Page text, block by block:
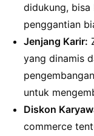
didukung,
penggantian
Jenjang Karir:
yang dinamis
untuk
Diskon
commerce